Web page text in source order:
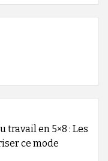
travail en 5×8 : Les
ce mode